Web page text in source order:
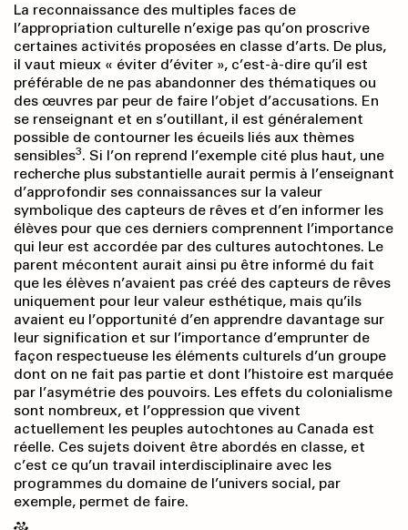
La reconnaissance des multiples faces de
l’appropriation culturelle n’exige pas qu’on proscrive
certaines activités proposées en classe d’arts. De plus,
il vaut mieux « éviter d’éviter », c’est-à-dire qu’il est
préférable de ne pas abandonner des thématiques ou
des œuvres par peur de faire l’objet d’accusations. En
se renseignant et en s’outillant, il est généralement
possible de contourner les écueils liés aux thèmes
sensibles3. Si l’on reprend l’exemple cité plus haut, une
recherche plus substantielle aurait permis à l’enseignant
d’approfondir ses connaissances sur la valeur
symbolique des capteurs de rêves et d’en informer les
élèves pour que ces derniers comprennent l’importance
qui leur est accordée par des cultures autochtones. Le
parent mécontent aurait ainsi pu être informé du fait
que les élèves n’avaient pas créé des capteurs de rêves
uniquement pour leur valeur esthétique, mais qu’ils
avaient eu l’opportunité d’en apprendre davantage sur
leur signification et sur l’importance d’emprunter de
façon respectueuse les éléments culturels d’un groupe
dont on ne fait pas partie et dont l’histoire est marquée
par l’asymétrie des pouvoirs. Les effets du colonialisme
sont nombreux, et l’oppression que vivent
actuellement les peuples autochtones au Canada est
réelle. Ces sujets doivent être abordés en classe, et
c’est ce qu’un travail interdisciplinaire avec les
programmes du domaine de l’univers social, par
exemple, permet de faire.